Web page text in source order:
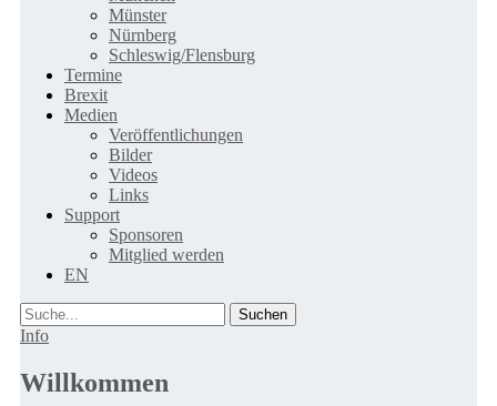
Münster
Nürnberg
Schleswig/Flensburg
Termine
Brexit
Medien
Veröffentlichungen
Bilder
Videos
Links
Support
Sponsoren
Mitglied werden
EN
Suche
Info
Willkommen